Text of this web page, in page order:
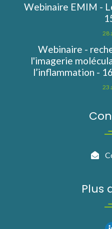
Webinaire EMIM -
28
Webinaire -
l'imagerie
l’inflammation -
23
Plus